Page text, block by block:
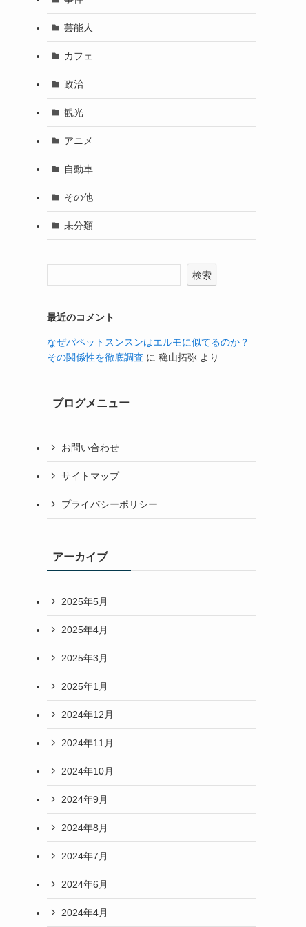
芸能人
カフェ
政治
観光
アニメ
自動車
その他
未分類
検索
最近のコメント
なぜパペットスンスンはエルモに似てるのか？
その関係性を徹底調査 に 穐山拓弥 より
ブログメニュー
お問い合わせ
サイトマップ
プライバシーポリシー
アーカイブ
2025年5月
2025年4月
2025年3月
2025年1月
2024年12月
2024年11月
2024年10月
2024年9月
2024年8月
2024年7月
2024年6月
2024年4月